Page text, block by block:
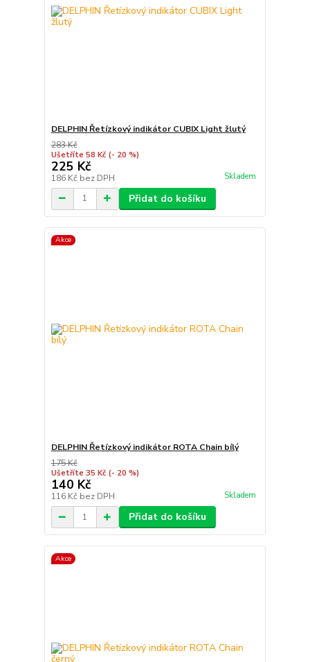
DELPHIN Řetízkový indikátor CUBIX Light žlutý
283 Kč
Ušetříte 58 Kč (- 20 %)
225 Kč
186 Kč bez DPH Skladem
Přidat do košíku
Akce
DELPHIN Řetízkový indikátor ROTA Chain bílý
175 Kč
Ušetříte 35 Kč (- 20 %)
140 Kč
116 Kč bez DPH Skladem
Přidat do košíku
Akce